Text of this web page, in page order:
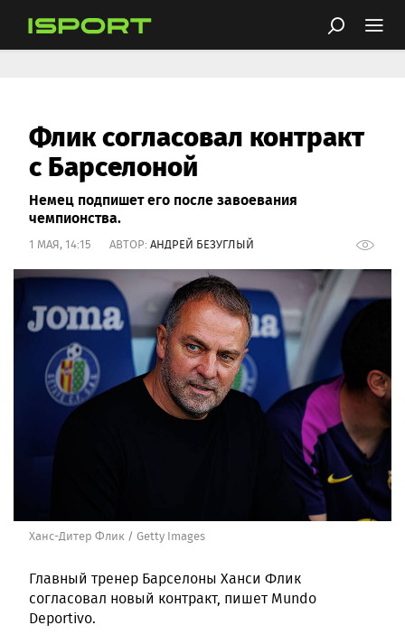
Флик согласовал контракт
с Барселоной
Немец подпишет его после завоевания
чемпионства.
1 МАЯ, 14:15 АВТОР: АНДРЕЙ БЕЗУГЛЫЙ
Ханс-Дитер Флик / Getty Images
Главный тренер Барселоны Ханси Флик
согласовал новый контракт, пишет Mundo
Deportivo.